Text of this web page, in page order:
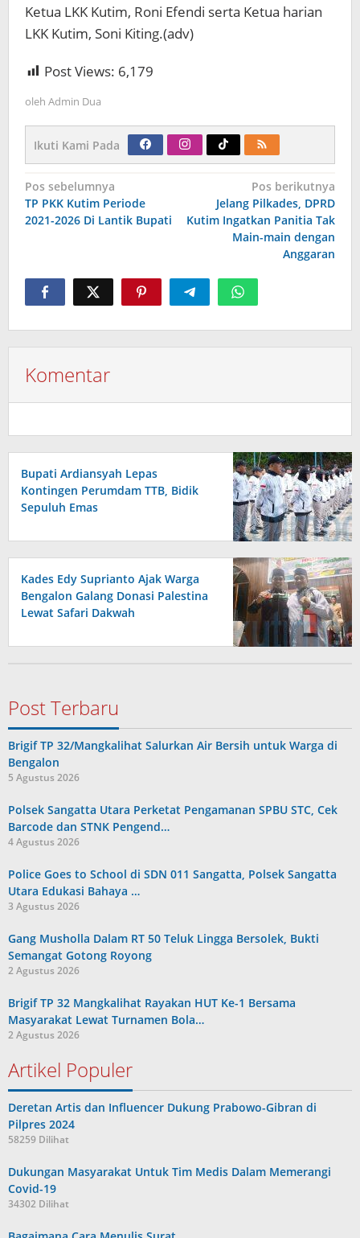
Ketua LKK Kutim, Roni Efendi serta Ketua harian
LKK Kutim, Soni Kiting.(adv)
Post Views: 6,179
oleh Admin Dua
Ikuti Kami Pada
Navigasi
pos
Pos sebelumnya
TP PKK Kutim Periode
2021-2026 Di Lantik Bupati
Pos berikutnya
Jelang Pilkades, DPRD
Kutim Ingatkan Panitia Tak
Main-main dengan
Anggaran
Komentar
Bupati Ardiansyah Lepas
Kontingen Perumdam TTB, Bidik
Sepuluh Emas
Kades Edy Suprianto Ajak Warga
Bengalon Galang Donasi Palestina
Lewat Safari Dakwah
Post Terbaru
Brigif TP 32/Mangkalihat Salurkan Air Bersih untuk Warga di
Bengalon
5 Agustus 2026
Polsek Sangatta Utara Perketat Pengamanan SPBU STC, Cek
Barcode dan STNK Pengend…
4 Agustus 2026
Police Goes to School di SDN 011 Sangatta, Polsek Sangatta
Utara Edukasi Bahaya …
3 Agustus 2026
Gang Musholla Dalam RT 50 Teluk Lingga Bersolek, Bukti
Semangat Gotong Royong
2 Agustus 2026
Brigif TP 32 Mangkalihat Rayakan HUT Ke-1 Bersama
Masyarakat Lewat Turnamen Bola…
2 Agustus 2026
Artikel Populer
Deretan Artis dan Influencer Dukung Prabowo-Gibran di
Pilpres 2024
58259 Dilihat
Dukungan Masyarakat Untuk Tim Medis Dalam Memerangi
Covid-19
34302 Dilihat